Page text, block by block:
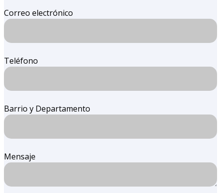
Correo electrónico
Teléfono
Barrio y Departamento
Mensaje